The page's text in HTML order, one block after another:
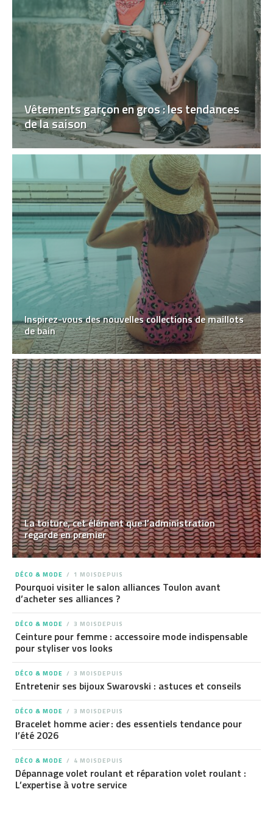
Vêtements garçon en gros : les tendances
de la saison
Inspirez-vous des nouvelles collections de maillots
de bain
La toiture, cet élément que l’administration
regarde en premier
DÉCO & MODE 1 MOISDEPUIS
Pourquoi visiter le salon alliances Toulon avant
d’acheter ses alliances ?
DÉCO & MODE 3 MOISDEPUIS
Ceinture pour femme : accessoire mode indispensable
pour styliser vos looks
DÉCO & MODE 3 MOISDEPUIS
Entretenir ses bijoux Swarovski : astuces et conseils
DÉCO & MODE 3 MOISDEPUIS
Bracelet homme acier : des essentiels tendance pour
l’été 2026
DÉCO & MODE 4 MOISDEPUIS
Dépannage volet roulant et réparation volet roulant :
L’expertise à votre service